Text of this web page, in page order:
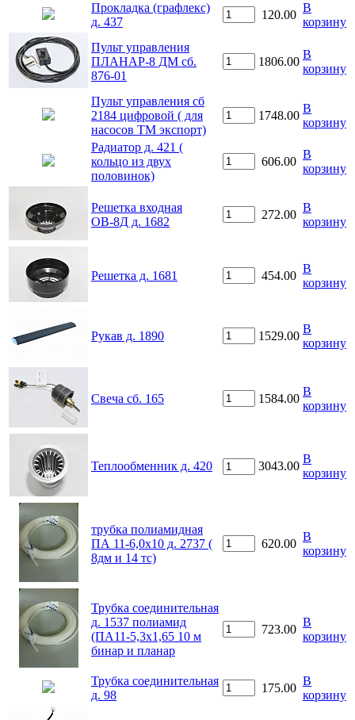
Прокладка (графлекс)
д. 437
120.00
В
корзину
Пульт управления
ПЛАНАР-8 ДМ сб.
876-01
1806.00
В
корзину
Пульт управления сб
2184 цифровой ( для
насосов ТМ экспорт)
1748.00
В
корзину
Радиатор д. 421 (
кольцо из двух
половинок)
606.00
В
корзину
Решетка входная
ОВ-8Д д. 1682
272.00
В
корзину
Решетка д. 1681 454.00
В
корзину
Рукав д. 1890 1529.00
В
корзину
Свеча сб. 165 1584.00
В
корзину
Теплообменник д. 420 3043.00
В
корзину
трубка полиамидная
ПА 11-6,0х10 д. 2737 (
8дм и 14 тс)
620.00
В
корзину
Трубка соединительная
д. 1537 полиамид
(ПА11-5,3х1,65 10 м
бинар и планар
723.00
В
корзину
Трубка соединительная
д. 98
175.00
В
корзину